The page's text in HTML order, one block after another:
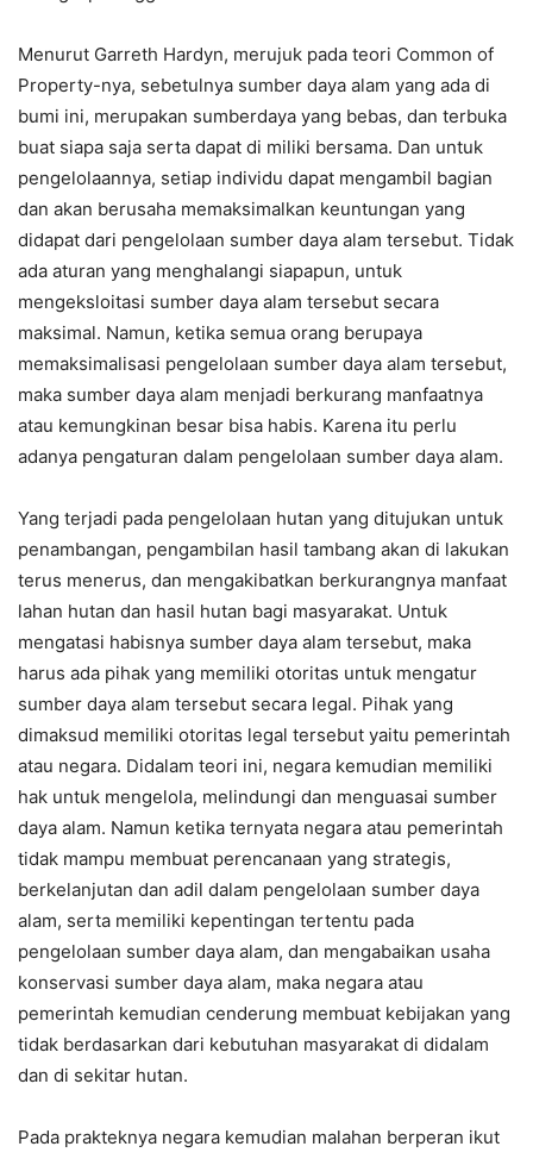
Menurut Garreth Hardyn, merujuk pada teori Common of
Property-nya, sebetulnya sumber daya alam yang ada di
bumi ini, merupakan sumberdaya yang bebas, dan terbuka
buat siapa saja serta dapat di miliki bersama. Dan untuk
pengelolaannya, setiap individu dapat mengambil bagian
dan akan berusaha memaksimalkan keuntungan yang
didapat dari pengelolaan sumber daya alam tersebut. Tidak
ada aturan yang menghalangi siapapun, untuk
mengeksloitasi sumber daya alam tersebut secara
maksimal. Namun, ketika semua orang berupaya
memaksimalisasi pengelolaan sumber daya alam tersebut,
maka sumber daya alam menjadi berkurang manfaatnya
atau kemungkinan besar bisa habis. Karena itu perlu
adanya pengaturan dalam pengelolaan sumber daya alam.
Yang terjadi pada pengelolaan hutan yang ditujukan untuk
penambangan, pengambilan hasil tambang akan di lakukan
terus menerus, dan mengakibatkan berkurangnya manfaat
lahan hutan dan hasil hutan bagi masyarakat. Untuk
mengatasi habisnya sumber daya alam tersebut, maka
harus ada pihak yang memiliki otoritas untuk mengatur
sumber daya alam tersebut secara legal. Pihak yang
dimaksud memiliki otoritas legal tersebut yaitu pemerintah
atau negara. Didalam teori ini, negara kemudian memiliki
hak untuk mengelola, melindungi dan menguasai sumber
daya alam. Namun ketika ternyata negara atau pemerintah
tidak mampu membuat perencanaan yang strategis,
berkelanjutan dan adil dalam pengelolaan sumber daya
alam, serta memiliki kepentingan tertentu pada
pengelolaan sumber daya alam, dan mengabaikan usaha
konservasi sumber daya alam, maka negara atau
pemerintah kemudian cenderung membuat kebijakan yang
tidak berdasarkan dari kebutuhan masyarakat di didalam
dan di sekitar hutan.
Pada prakteknya negara kemudian malahan berperan ikut